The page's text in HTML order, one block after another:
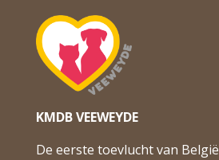
KMDB VEEWEYDE
De eerste toevlucht van België